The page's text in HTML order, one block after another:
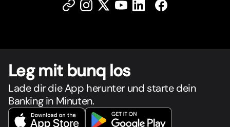
Leg mit bunq los
Lade dir die App herunter und starte dein
Banking in Minuten.